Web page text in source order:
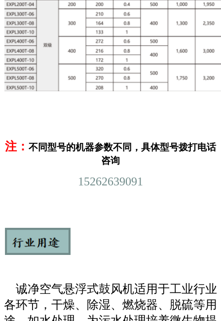
注： 不同型号的机器参数不同，具体型号拨打电话
咨询
15262639091
诚净空气悬浮式鼓风机适用于工业行业
各环节，干燥、除湿、燃烧器、脱硫等用